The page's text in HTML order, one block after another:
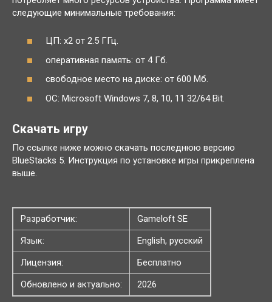
следующие минимальные требования:
ЦП: x2 от 2.5 ГГц.
оперативная память: от 4 Гб.
свободное место на диске: от 600 Мб.
ОС: Microsoft Windows 7, 8, 10, 11 32/64 Bit.
Скачать игру
По ссылке ниже можно скачать последнюю версию
BlueStacks 5. Инструкция по установке игры прикреплена
выше.
Разработчик:
Gameloft SE
Язык:
English, русский
Лицензия:
Бесплатно
Обновлено и актуально:
2026